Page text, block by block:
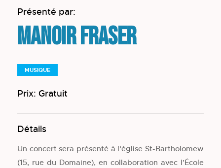
Présenté par:
Manoir Fraser
MUSIQUE
Prix: Gratuit
Détails
Un concert sera présenté à l’église St-Bartholomew
(15, rue du Domaine), en collaboration avec l’École